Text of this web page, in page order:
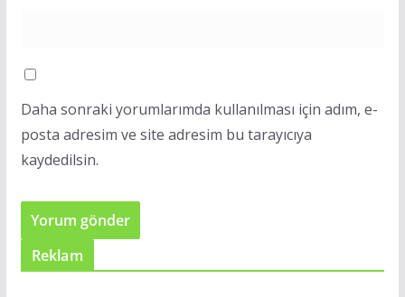
Daha sonraki yorumlarımda kullanılması için adım, e-
posta adresim ve site adresim bu tarayıcıya
kaydedilsin.
Reklam